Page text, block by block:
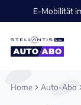
E-Mobilität
Home Auto-Abo